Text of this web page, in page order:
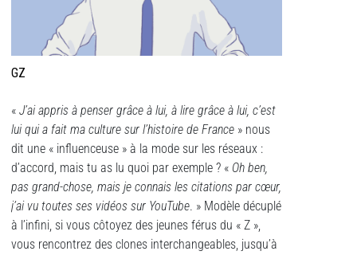
GZ
« J’ai appris à penser grâce à lui, à lire grâce à lui, c’est
lui qui a fait ma culture sur l’histoire de France » nous
dit une « influenceuse » à la mode sur les réseaux :
d’accord, mais tu as lu quoi par exemple ? « Oh ben,
pas grand-chose, mais je connais les citations par cœur,
j’ai vu toutes ses vidéos sur YouTube. » Modèle décuplé
à l’infini, si vous côtoyez des jeunes férus du « Z »,
vous rencontrez des clones interchangeables, jusqu’à